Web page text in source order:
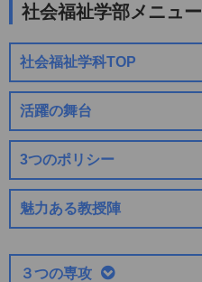
社会福祉学部メニュー
社会福祉学科TOP
活躍の舞台
3つのポリシー
魅力ある教授陣
３つの専攻